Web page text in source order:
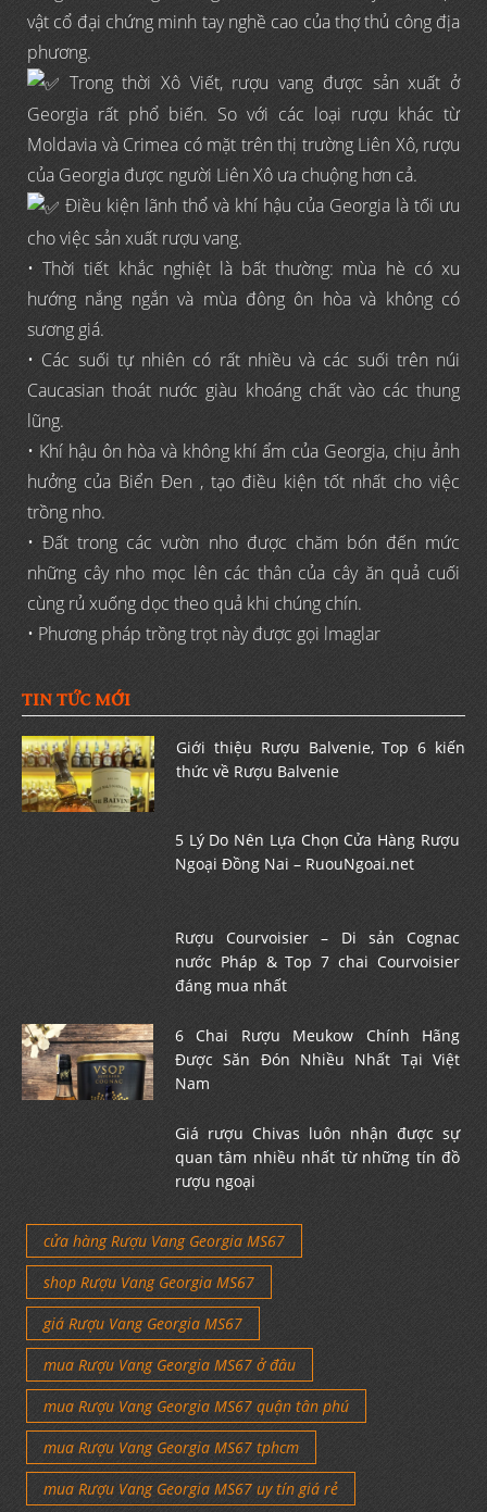
vật cổ đại chứng minh tay nghề cao của thợ thủ công địa
phương.
Trong thời Xô Viết, rượu vang được sản xuất ở
Georgia rất phổ biến. So với các loại rượu khác từ
Moldavia và Crimea có mặt trên thị trường Liên Xô, rượu
của Georgia được người Liên Xô ưa chuộng hơn cả.
Điều kiện lãnh thổ và khí hậu của Georgia là tối ưu
cho việc sản xuất rượu vang.
• Thời tiết khắc nghiệt là bất thường: mùa hè có xu
hướng nắng ngắn và mùa đông ôn hòa và không có
sương giá.
• Các suối tự nhiên có rất nhiều và các suối trên núi
Caucasian thoát nước giàu khoáng chất vào các thung
lũng.
• Khí hậu ôn hòa và không khí ẩm của Georgia, chịu ảnh
hưởng của Biển Đen , tạo điều kiện tốt nhất cho việc
trồng nho.
• Đất trong các vườn nho được chăm bón đến mức
những cây nho mọc lên các thân của cây ăn quả cuối
cùng rủ xuống dọc theo quả khi chúng chín.
• Phương pháp trồng trọt này được gọi lmaglar
TIN TỨC MỚI
Giới thiệu Rượu Balvenie, Top 6 kiến
thức về Rượu Balvenie
5 Lý Do Nên Lựa Chọn Cửa Hàng Rượu
Ngoại Đồng Nai – RuouNgoai.net
Rượu Courvoisier – Di sản Cognac
nước Pháp & Top 7 chai Courvoisier
đáng mua nhất
6 Chai Rượu Meukow Chính Hãng
Được Săn Đón Nhiều Nhất Tại Việt
Nam
Giá rượu Chivas luôn nhận được sự
quan tâm nhiều nhất từ những tín đồ
rượu ngoại
cửa hàng Rượu Vang Georgia MS67
shop Rượu Vang Georgia MS67
giá Rượu Vang Georgia MS67
mua Rượu Vang Georgia MS67 ở đâu
mua Rượu Vang Georgia MS67 quận tân phú
mua Rượu Vang Georgia MS67 tphcm
mua Rượu Vang Georgia MS67 uy tín giá rẻ